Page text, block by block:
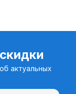
актуальных